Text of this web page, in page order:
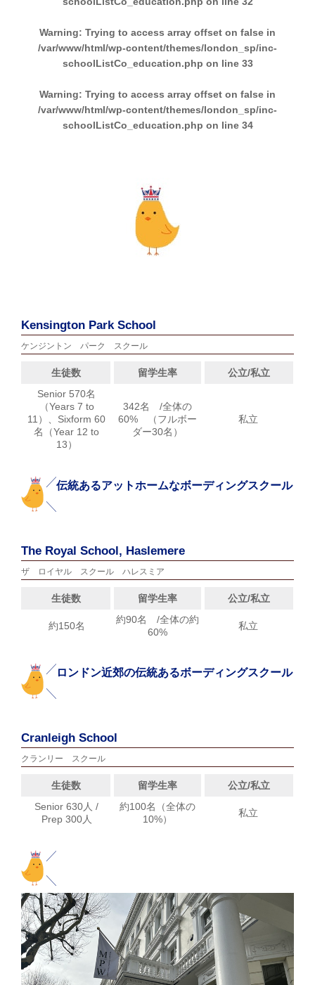
Warning: Trying to access array offset on false in
/var/www/html/wp-content/themes/london_sp/inc-
schoolListCo_education.php on line 33
Warning: Trying to access array offset on false in
/var/www/html/wp-content/themes/london_sp/inc-
schoolListCo_education.php on line 34
Kensington Park School
ケンジントン パーク スクール
生徒数 留学生率
公立/私立
Senior 570名
（Years 7 to
11）、Sixform 60
名（Year 12 to
13）
342名 /全体の
60% （フルボー
ダー30名）
私立
伝統あるアットホームなボーディングスクール
The Royal School, Haslemere
ザ ロイヤル スクール ハレスミア
生徒数 留学生率 公立/私立
約150名
約90名 /全体の約
60%
私立
ロンドン近郊の伝統あるボーディングスクール
Cranleigh School
クランリー スクール
生徒数 留学生率
公立/私立
Senior 630人 /
Prep 300人
約100名（全体の
10%）
私立